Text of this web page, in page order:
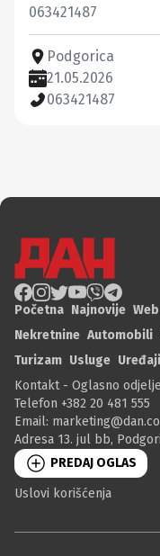
063421487
Podgorica
21.05.2026
063421487
Početna Najnovije
Nekretnine Automobili
Turizam Usluge Uređaji
Kontakt - Oglasno
Telefon +382 20 481 555
Email:
Adresa 13. jul bb,
PREDAJ OGLAS
Uslovi korišćenja